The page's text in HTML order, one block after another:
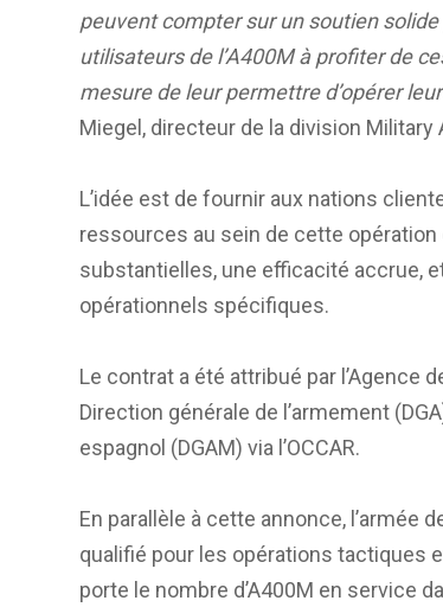
peuvent compter sur un soutien
utilisateurs de l’A400M à profiter de
mesure de leur permettre d’opérer
Miegel, directeur de la division Military
L’idée est de fournir aux nations
ressources au sein de cette
substantielles, une efficacité accrue,
opérationnels spécifiques.
Le contrat a été attribué par l’Agence
Direction générale de l’armement
espagnol (DGAM) via l’OCCAR.
En parallèle à cette annonce, l’armée
qualifié pour les opérations tactiques
porte le nombre d’A400M en service